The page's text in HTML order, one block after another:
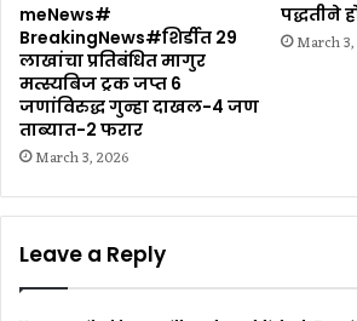
meNews#
BreakingNews#शिर्डीत 29
लाखांचा प्रतिबंधित मागुर
मत्स्यबिज ट्रक जप्त 6
जणांविरुद्ध गुन्हा दाखल-4 जण
ताब्यात-2 फरार
March 3, 2026
पद्धतीने
March
Leave a Reply